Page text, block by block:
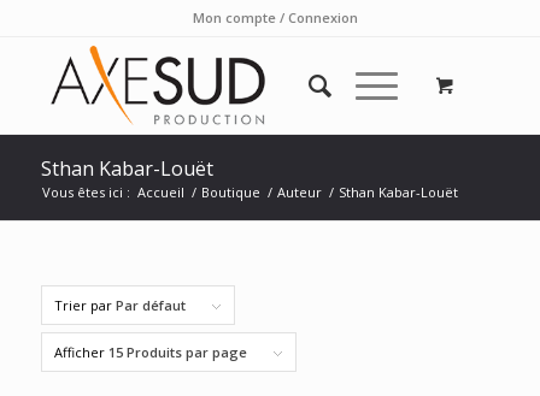
Mon compte / Connexion
Sthan Kabar-Louët
Vous êtes ici : Accueil / Boutique / Auteur / Sthan Kabar-Louët
Trier par Par défaut
Afficher 15 Produits par page